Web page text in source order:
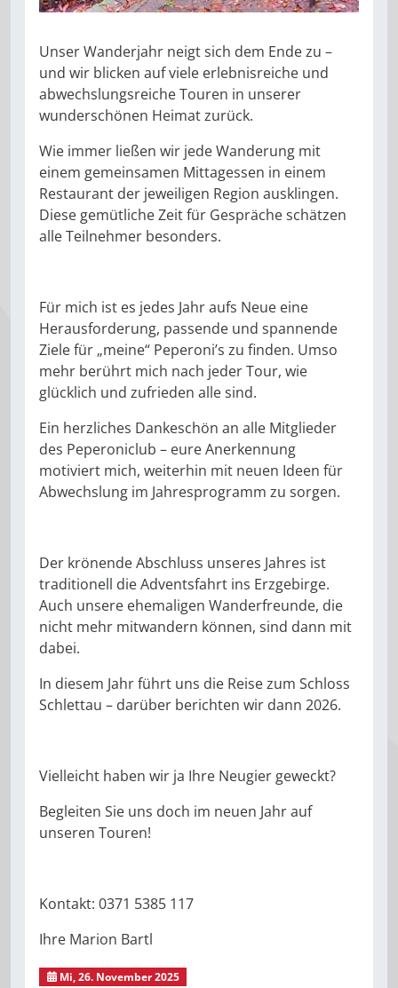
Unser Wanderjahr neigt sich dem Ende zu –
und wir blicken auf viele erlebnisreiche und
abwechslungsreiche Touren in unserer
wunderschönen Heimat zurück.
Wie immer ließen wir jede Wanderung mit
einem gemeinsamen Mittagessen in einem
Restaurant der jeweiligen Region ausklingen.
Diese gemütliche Zeit für Gespräche schätzen
alle Teilnehmer besonders.
Für mich ist es jedes Jahr aufs Neue eine
Herausforderung, passende und spannende
Ziele für „meine“ Peperoni’s zu finden. Umso
mehr berührt mich nach jeder Tour, wie
glücklich und zufrieden alle sind.
Ein herzliches Dankeschön an alle Mitglieder
des Peperoniclub – eure Anerkennung
motiviert mich, weiterhin mit neuen Ideen für
Abwechslung im Jahresprogramm zu sorgen.
Der krönende Abschluss unseres Jahres ist
traditionell die Adventsfahrt ins Erzgebirge.
Auch unsere ehemaligen Wanderfreunde, die
nicht mehr mitwandern können, sind dann mit
dabei.
In diesem Jahr führt uns die Reise zum Schloss
Schlettau – darüber berichten wir dann 2026.
Vielleicht haben wir ja Ihre Neugier geweckt?
Begleiten Sie uns doch im neuen Jahr auf
unseren Touren!
Kontakt: 0371 5385 117
Ihre Marion Bartl
Mi, 26. November 2025